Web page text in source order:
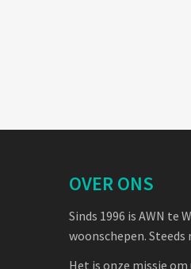
OVER ONS
Sinds 1996 is AWN te
woonschepen.
Het is onze missie